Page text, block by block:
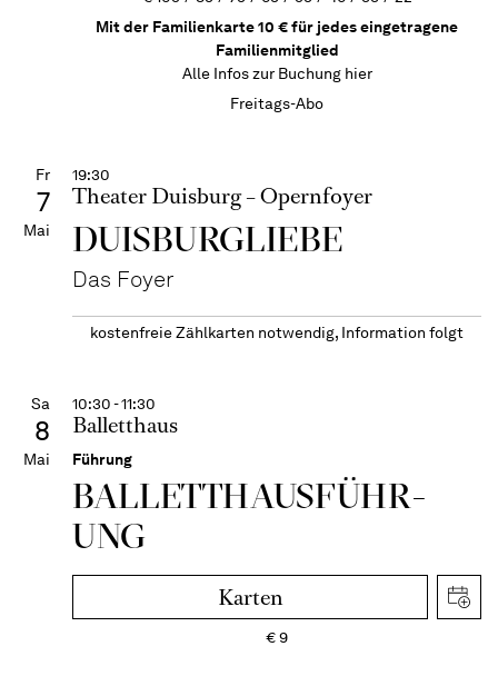
Mit der Familienkarte 10 € für jedes eingetragene
Familienmitglied
Alle Infos zur Buchung hier
Freitags-Abo
Fr
7
Mai
19:30
Theater Duisburg – Opernfoyer
DUISBURGLIEBE
Das Foyer
kostenfreie Zählkarten notwendig, Information folgt
Sa
8
Mai
10:30 - 11:30
Balletthaus
Führung
BALLETT­HAUS­FÜHR­
UNG
Karten
€9